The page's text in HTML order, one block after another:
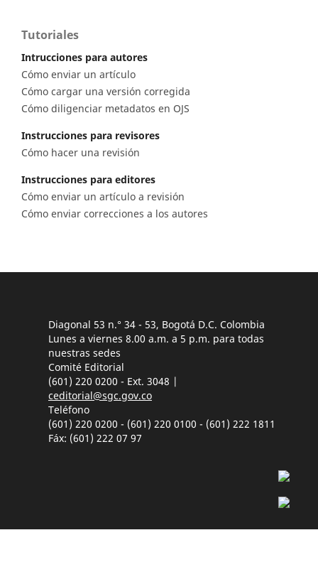
Tutoriales
Intrucciones para autores
Cómo enviar un artículo
Cómo cargar una versión corregida
Cómo diligenciar metadatos en OJS
Instrucciones para revisores
Cómo hacer una revisión
Instrucciones para editores
Cómo enviar un artículo a revisión
Cómo enviar correcciones a los autores
Diagonal 53 n.° 34 - 53, Bogotá D.C. Colombia
Lunes a viernes 8.00 a.m. a 5 p.m. para todas
nuestras sedes
Comité Editorial
(601) 220 0200 - Ext. 3048 |
ceditorial@sgc.gov.co
Teléfono
(601) 220 0200 - (601) 220 0100 - (601) 222 1811
Fáx: (601) 222 07 97